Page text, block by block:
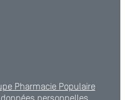
Pharmacie Populaire